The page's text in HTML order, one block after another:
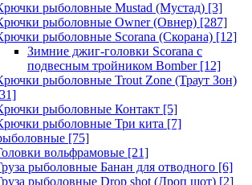
рыболовные Mustad (Мустад) [3]
рыболовные Owner (Овнер) [287]
рыболовные Scorana (Скорана) [12]
Зимние джиг-головки Scorana с
подвесным тройником Bomber[12]
рыболовные Trout Zone (Траут Зон)
рыболовные Контакт [5]
рыболовные Три кита [7]
[75]
вольфрамовые [21]
рыболовные Банан для отводного [6]
рыболовные Drop shot (Дроп шот) [2]